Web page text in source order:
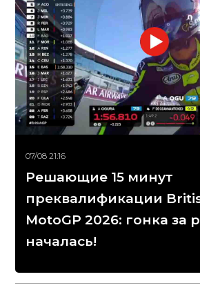
07/08 21:16
Решающие 15 минут
преквалификации
MotoGP 2026: гонка за
началась!